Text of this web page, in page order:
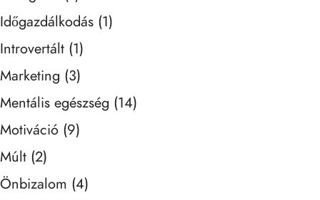
Időgazdálkodás (1)
Introvertált (1)
Marketing (3)
Mentális egészség (14)
Motiváció (9)
Múlt (2)
Önbizalom (4)